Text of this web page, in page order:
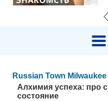
Russian Town Milwaukee
Алхимия успеха: про
состояние